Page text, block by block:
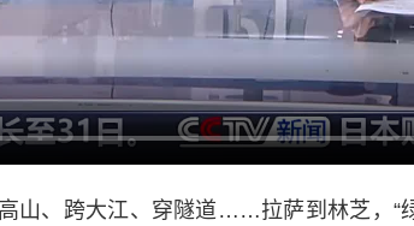
、跨大江、穿隧道……拉萨到林芝，“